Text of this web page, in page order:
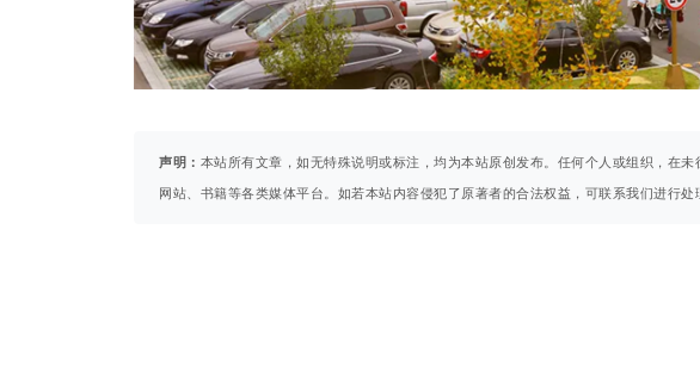
声明： 本站所有文章，如无特殊说明或标注，均为本站原创发布。任何个人或组织，在
网站、书籍等各类媒体平台。如若本站内容侵犯了原著者的合法权益，可联系我们进行处